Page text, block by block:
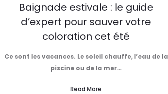
Baignade estivale : le guide
d’expert pour sauver votre
coloration cet été
Ce sont les vacances. Le soleil chauffe, l’eau de la
piscine ou de la mer…
Read More